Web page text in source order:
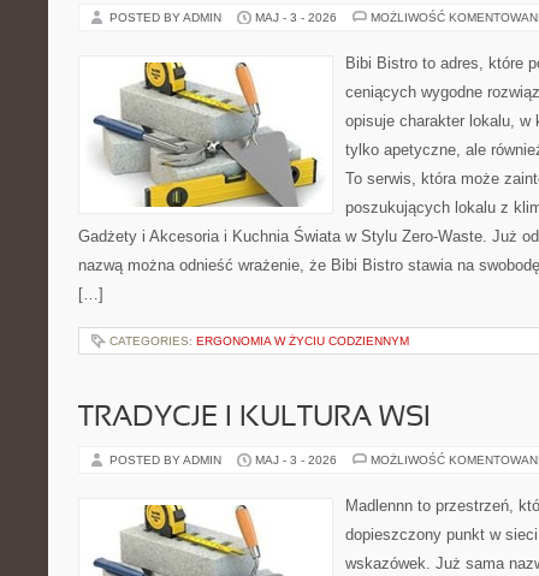
POSTED BY ADMIN MAJ - 3 - 2026 MOŻLIWOŚĆ
Bibi Bistro to adres, które
ceniących wygodne
opisuje charakter lokalu, w
tylko apetyczne, ale
To serwis, która może
poszukujących lokalu z
Gadżety i Akcesoria i Kuchnia Świata w Stylu Zero-Waste. Już
nazwą można odnieść wrażenie, że Bibi Bistro stawia na
[…]
CATEGORIES: ERGONOMIA W ŻYCIU CODZIENNYM
TRADYCJE I KULTURA WSI
POSTED BY ADMIN MAJ - 3 - 2026 MOŻLIWOŚĆ
Madlennn to przestrzeń,
dopieszczony punkt w
wskazówek. Już sama